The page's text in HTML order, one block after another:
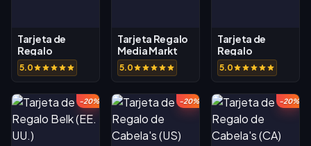
Tarjeta de
Regalo
Farmatodo
(CO)
5.0
Tarjeta Regalo
Media Markt
(PT)
5.0
Tarjeta de
Regalo
Matahari (ID)
5.0
-20% -20% -20%